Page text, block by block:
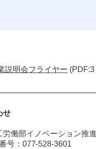
説明会フライヤー
せ
労働部イノベーション推
号：077-528-3601